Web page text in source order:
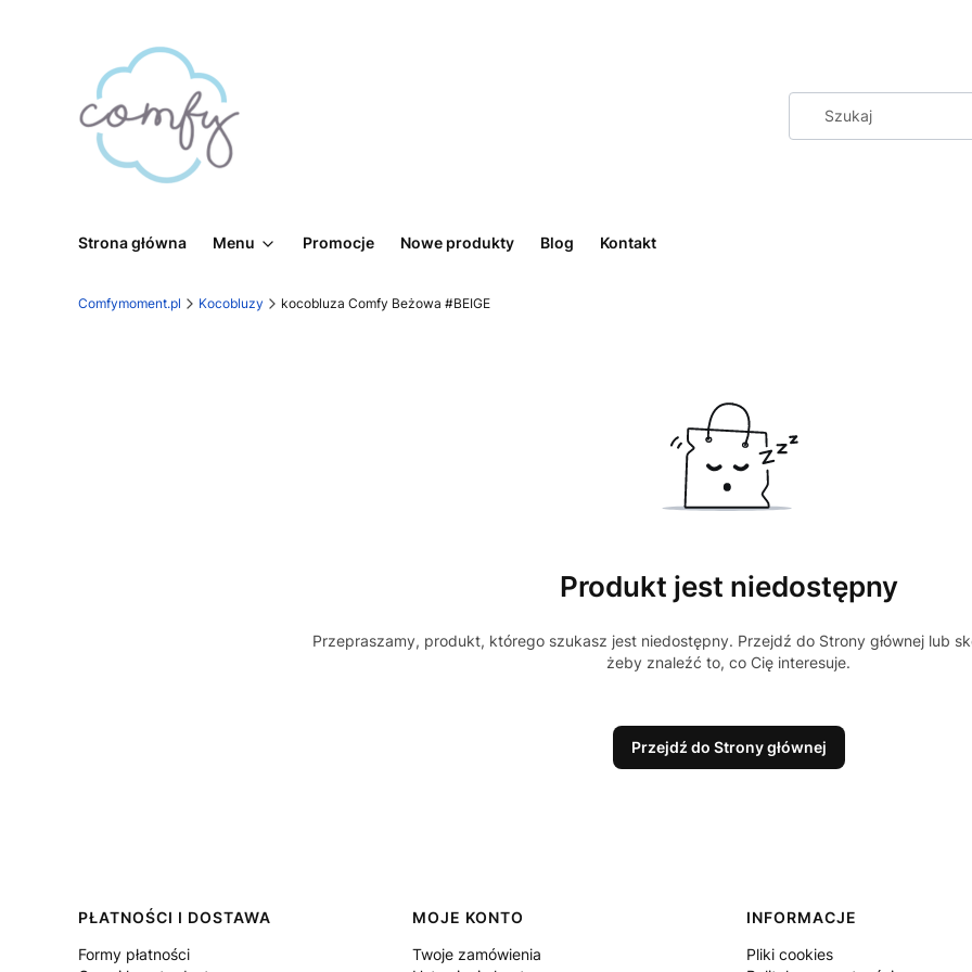
Strona główna Menu Promocje Nowe produkty Blog Kontakt
Comfymoment.pl Kocobluzy kocobluza Comfy Beżowa #BEIGE
Produkt jest niedostępny
Przepraszamy, produkt, którego szukasz jest niedostępny. Przejdź do Strony głównej lub
żeby znaleźć to, co Cię interesuje.
Przejdź do Strony głównej
Linki w stopce
PŁATNOŚCI I DOSTAWA
Formy płatności
MOJE KONTO
Twoje zamówienia
INFORMACJE
Pliki cookies